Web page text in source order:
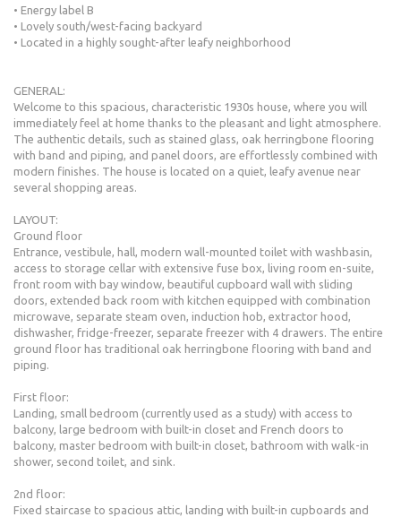
• Energy label B
• Lovely south/west-facing backyard
• Located in a highly sought-after leafy neighborhood
GENERAL:
Welcome to this spacious, characteristic 1930s house, where you will
immediately feel at home thanks to the pleasant and light atmosphere.
The authentic details, such as stained glass, oak herringbone flooring
with band and piping, and panel doors, are effortlessly combined with
modern finishes. The house is located on a quiet, leafy avenue near
several shopping areas.
LAYOUT:
Ground floor
Entrance, vestibule, hall, modern wall-mounted toilet with washbasin,
access to storage cellar with extensive fuse box, living room en-suite,
front room with bay window, beautiful cupboard wall with sliding
doors, extended back room with kitchen equipped with combination
microwave, separate steam oven, induction hob, extractor hood,
dishwasher, fridge-freezer, separate freezer with 4 drawers. The entire
ground floor has traditional oak herringbone flooring with band and
piping.
First floor:
Landing, small bedroom (currently used as a study) with access to
balcony, large bedroom with built-in closet and French doors to
balcony, master bedroom with built-in closet, bathroom with walk-in
shower, second toilet, and sink.
2nd floor:
Fixed staircase to spacious attic, landing with built-in cupboards and